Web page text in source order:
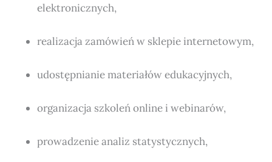
elektronicznych,
realizacja zamówień w sklepie internetowym,
udostępnianie materiałów edukacyjnych,
organizacja szkoleń online i webinarów,
prowadzenie analiz statystycznych,